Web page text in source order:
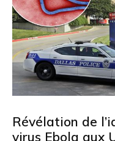
Révélation de
virus Ebola aux